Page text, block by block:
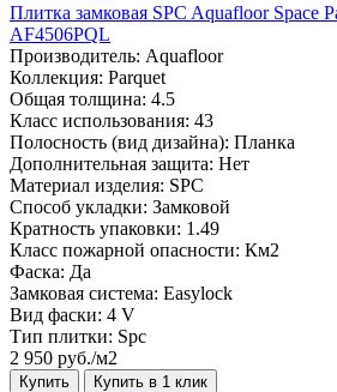
Плитка замковая SPC Aquafloor Space
AF4506PQL
Производитель: Aquafloor
Коллекция: Parquet
Общая толщина: 4.5
Класс использования: 43
Полосность (вид дизайна): Планка
Дополнительная защита: Нет
Материал изделия: SPC
Способ укладки: Замковой
Кратность упаковки: 1.49
Класс пожарной опасности: Км2
Фаска: Да
Замковая система: Easylock
Вид фаски: 4 V
Тип плитки: Spc
2 950 руб./м2
Купить Купить в 1 клик